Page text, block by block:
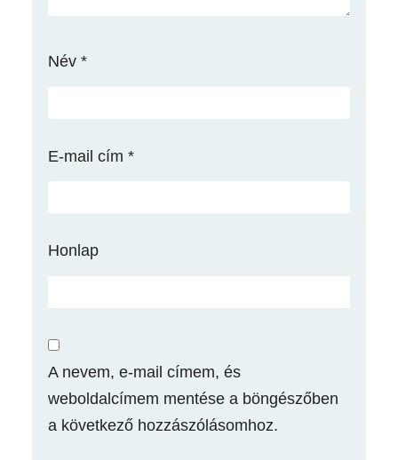
Név *
E-mail cím *
Honlap
A nevem, e-mail címem, és
weboldalcímem mentése a böngészőben
a következő hozzászólásomhoz.